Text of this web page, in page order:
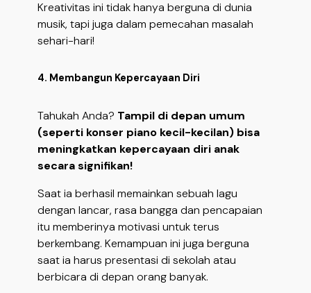
Kreativitas ini tidak hanya berguna di dunia
musik, tapi juga dalam pemecahan masalah
sehari-hari!
4. Membangun Kepercayaan Diri
Tahukah Anda? Tampil di depan umum
(seperti konser piano kecil-kecilan) bisa
meningkatkan kepercayaan diri anak
secara signifikan!
Saat ia berhasil memainkan sebuah lagu
dengan lancar, rasa bangga dan pencapaian
itu memberinya motivasi untuk terus
berkembang. Kemampuan ini juga berguna
saat ia harus presentasi di sekolah atau
berbicara di depan orang banyak.